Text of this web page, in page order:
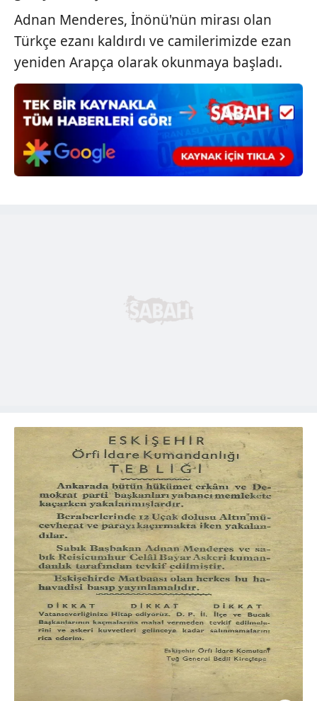
hazırlanmış Aydınlatma Metnimizi okumak ve sitemizde
ilgili mevzuata uygun olarak kullanılan çerezlerle ilgili bilgi
almak için lütfen tıklayınız.
Adnan Menderes, İnönü'nün mirası olan
Türkçe ezanı kaldırdı ve camilerimizde ezan
yeniden Arapça olarak okunmaya başladı.